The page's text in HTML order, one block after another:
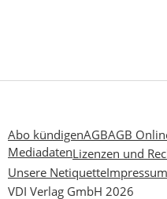
Abo kündigenAGBAGB
MediadatenLizenzen und
Unsere NetiquetteImpressum
VDI Verlag GmbH 2026